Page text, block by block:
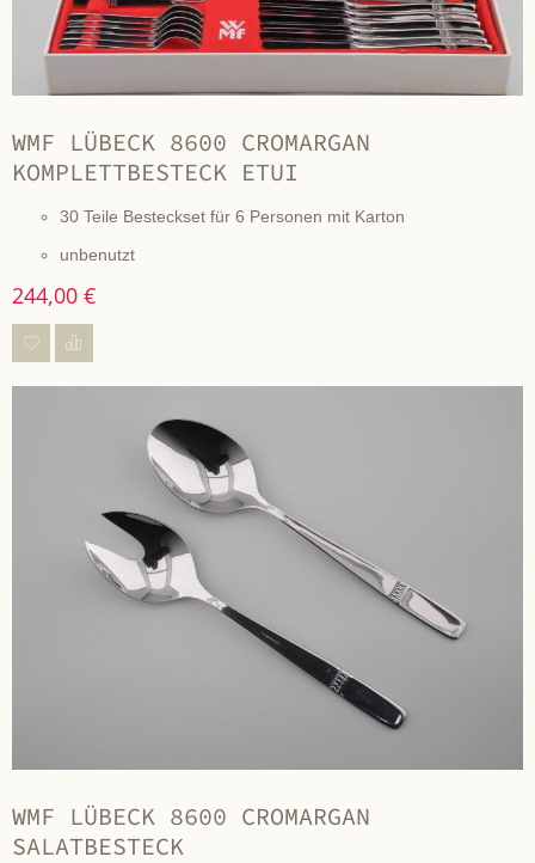
WMF LÜBECK 8600 CROMARGAN
KOMPLETTBESTECK ETUI
30 Teile Besteckset für 6 Personen mit Karton
unbenutzt
244,00 €
WMF LÜBECK 8600 CROMARGAN
SALATBESTECK